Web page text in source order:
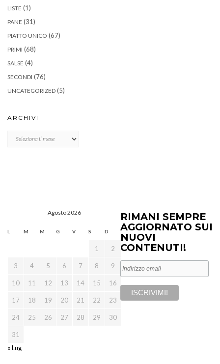
LISTE (1)
PANE (31)
PIATTO UNICO (67)
PRIMI (68)
SALSE (4)
SECONDI (76)
UNCATEGORIZED (5)
ARCHIVI
Agosto 2026
L M M G V S D
1 2
3 4 5 6 7 8 9
10 11 12 13 14 15 16
17 18 19 20 21 22 23
24 25 26 27 28 29 30
31
« Lug
RIMANI SEMPRE
AGGIORNATO SUI
NUOVI
CONTENUTI!